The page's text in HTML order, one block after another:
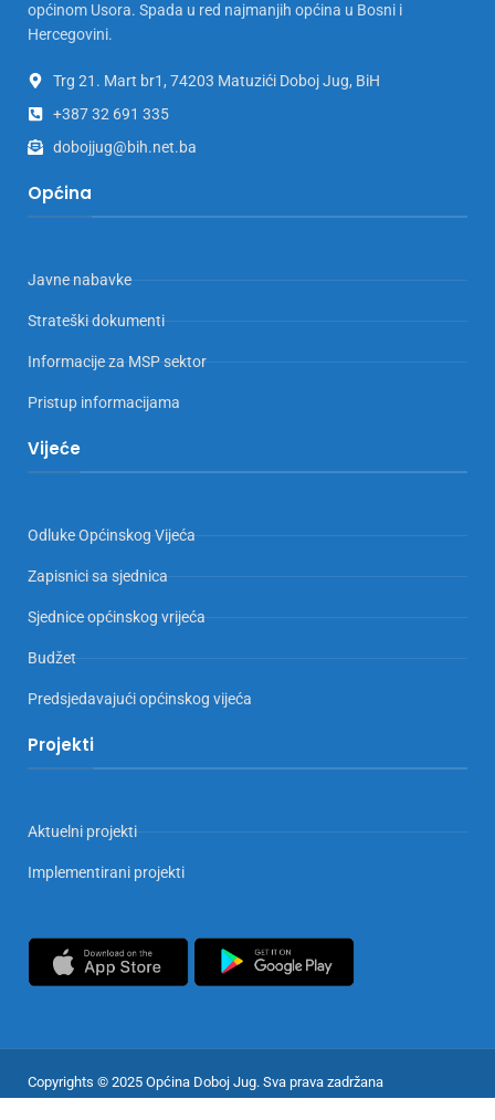
općinom Usora. Spada u red najmanjih općina u Bosni i
Hercegovini.
Trg 21. Mart br1, 74203 Matuzići Doboj Jug, BiH
+387 32 691 335
dobojjug@bih.net.ba
Općina
Javne nabavke
Strateški dokumenti
Informacije za MSP sektor
Pristup informacijama
Vijeće
Odluke Općinskog Vijeća
Zapisnici sa sjednica
Sjednice općinskog vrijeća
Budžet
Predsjedavajući općinskog vijeća
Projekti
Aktuelni projekti
Implementirani projekti
Copyrights © 2025 Općina Doboj Jug. Sva prava zadržana